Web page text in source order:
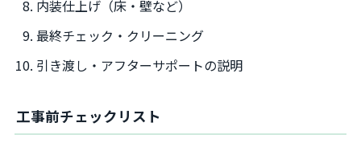
内装仕上げ（床・壁など）
最終チェック・クリーニング
引き渡し・アフターサポートの説明
工事前チェックリスト